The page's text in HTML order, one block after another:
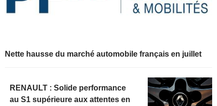
Nette hausse du marché automobile français en juillet
RENAULT : Solide performance
au S1 supérieure aux attentes en